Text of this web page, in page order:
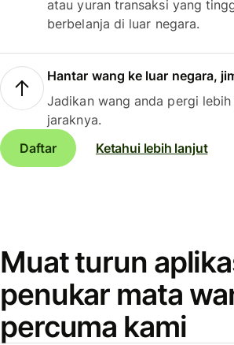
atau yuran transaksi yang
berbelanja di luar negara.
Hantar wang ke luar negara,
Jadikan wang anda pergi
jaraknya.
Daftar
Ketahui lebih lanjut
Muat turun
penukar mata
percuma kami